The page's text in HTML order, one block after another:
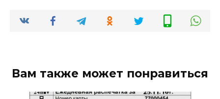
Вам также может понравиться